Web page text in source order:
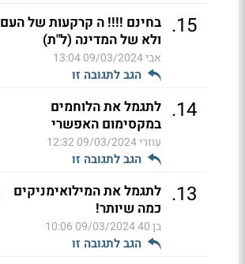
15
. בחינם !!!! ה קרקעות של העם
ולא של המדינה (ל"ת)
אבי09/03/2024 13:04
הגב לתגובה זו
14
. לתגמל את הלוחמים
במקסימום האפשרי
עוזרי09/03/2024 12:32
הגב לתגובה זו
13
. לתגמל את המילואימניקים
כמה שיותר!
בן 40 09/03/2024 10:06
הגב לתגובה זו